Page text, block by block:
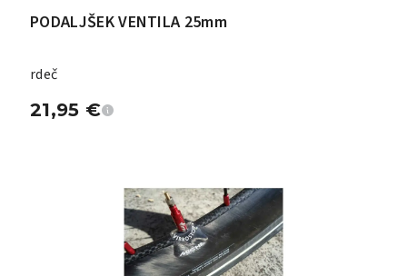
PODALJŠEK VENTILA 25mm
rdeč
21,95 €